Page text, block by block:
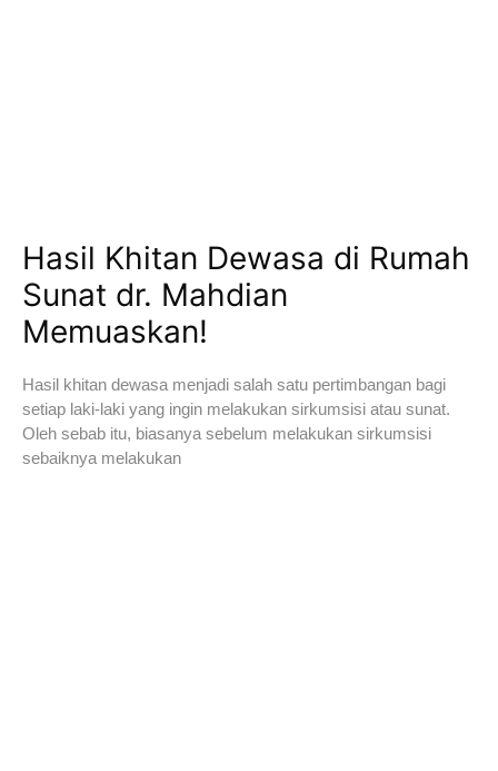
Hasil Khitan Dewasa di Rumah
Sunat dr. Mahdian
Memuaskan!
Hasil khitan dewasa menjadi salah satu pertimbangan bagi
setiap laki-laki yang ingin melakukan sirkumsisi atau sunat.
Oleh sebab itu, biasanya sebelum melakukan sirkumsisi
sebaiknya melakukan